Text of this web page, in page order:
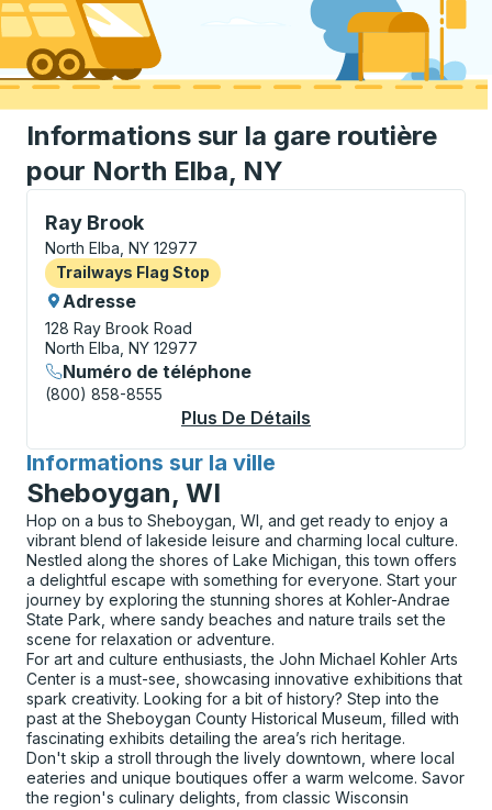
Informations sur la gare routière
pour North Elba, NY
Ray Brook
Flag Stop, utilisez les touches fléchées ou la
North Elba, NY 12977
Flag Stop
Trailways Flag Stop
Adresse
128 Ray Brook Road
North Elba, NY 12977
Numéro de téléphone
(800) 858-8555
Plus De Détails
Informations sur la ville
pour
Sheboygan, WI
Hop on a bus to Sheboygan, WI, and get ready to enjoy a
vibrant blend of lakeside leisure and charming local culture.
Nestled along the shores of Lake Michigan, this town offers
a delightful escape with something for everyone. Start your
journey by exploring the stunning shores at Kohler-Andrae
State Park, where sandy beaches and nature trails set the
scene for relaxation or adventure.
For art and culture enthusiasts, the John Michael Kohler Arts
Center is a must-see, showcasing innovative exhibitions that
spark creativity. Looking for a bit of history? Step into the
past at the Sheboygan County Historical Museum, filled with
fascinating exhibits detailing the area’s rich heritage.
Don't skip a stroll through the lively downtown, where local
eateries and unique boutiques offer a warm welcome. Savor
the region's culinary delights, from classic Wisconsin